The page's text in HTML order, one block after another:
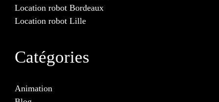
Location robot Bordeaux
Location robot Lille
Catégories
Animation